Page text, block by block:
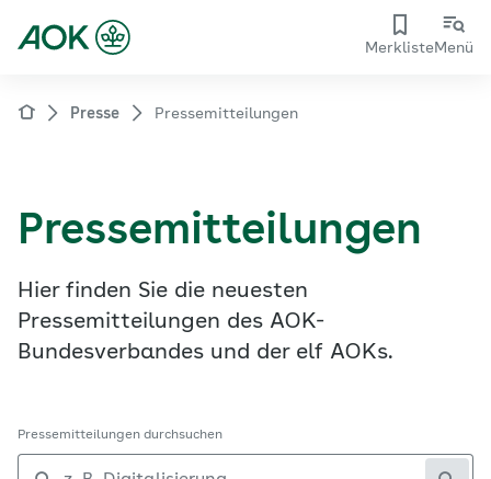
MerklisteMenü
Presse Pressemitteilungen
Pressemitteilungen
Hier finden Sie die neuesten
Pressemitteilungen des AOK-
Bundesverbandes und der elf AOKs.
Pressemitteilungen durchsuchen